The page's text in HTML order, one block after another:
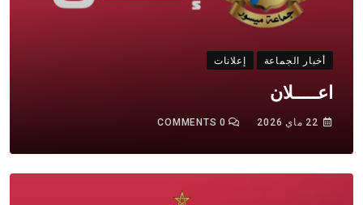
أخبار الجماعة إعلانات
اعـــــلان
22 ماي 2026 0
COMMENTS